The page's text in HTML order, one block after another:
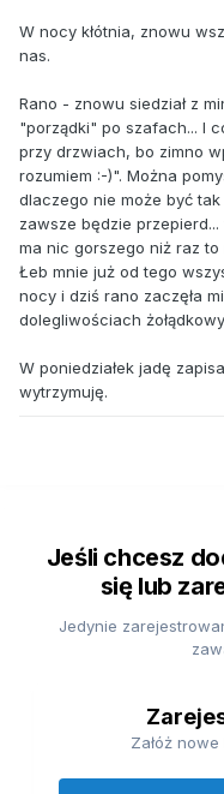
W nocy kłótnia, znowu
nas.
Rano - znowu siedział z
"porządki" po szafach... I
przy drzwiach, bo zimno
rozumiem :-)". Można
dlaczego nie może być
zawsze będzie
ma nic gorszego niż raz
Łeb mnie już od tego
nocy i dziś rano zaczęła
dolegliwościach
W poniedziałek jadę
wytrzymuję.
Jeśli chcesz
się lub
Jedynie
Załóż